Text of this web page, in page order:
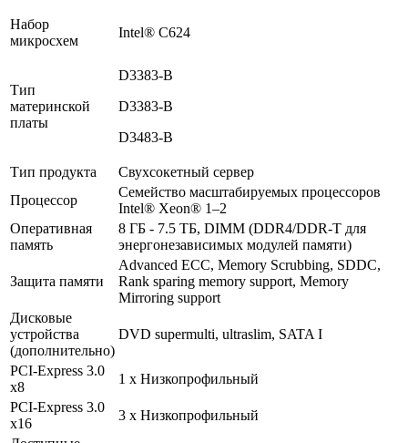
Набор
микросхем
Intel® C624
Тип
материнской
платы
D3383-B
D3383-B
D3483-B
Тип продукта
Свухсокетный сервер
Процессор
Семейство масштабируемых процессоров
Intel® Xeon® 1–2
Оперативная
память
8 ГБ - 7.5 ТБ, DIMM (DDR4/DDR-T для
энергонезависимых модулей памяти)
Защита памяти
Advanced ECC, Memory Scrubbing, SDDC,
Rank sparing memory support, Memory
Mirroring support
Дисковые
устройства
(дополнительно)
DVD supermulti, ultraslim, SATA I
PCI-Express 3.0
x8
1 x Низкопрофильный
PCI-Express 3.0
x16
3 x Низкопрофильный